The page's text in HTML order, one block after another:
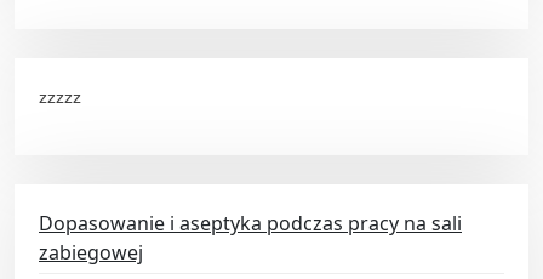
zzzzz
Dopasowanie i aseptyka podczas pracy na sali
zabiegowej